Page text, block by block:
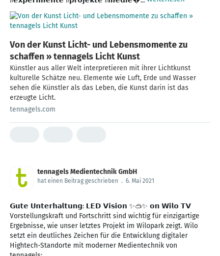
Von der Kunst Licht- und Lebensmomente zu
schaffen » tennagels Licht Kunst
Künstler aus aller Welt interpretieren mit ihrer Lichtkunst
kulturelle Schätze neu. Elemente wie Luft, Erde und Wasser
sehen die Künstler als das Leben, die Kunst darin ist das
erzeugte Licht.
tennagels.com
tennagels Medientechnik GmbH
hat einen Beitrag geschrieben . 6. Mai 2021
𝗚𝘂𝘁𝗲 𝗨𝗻𝘁𝗲𝗿𝗵𝗮𝗹𝘁𝘂𝗻𝗴: 𝗟𝗘𝗗 𝗩𝗶𝘀𝗶𝗼𝗻 ✨🥽✨ 𝗼𝗻 𝗪𝗶𝗹𝗼 𝗧𝗩
Vorstellungskraft und Fortschritt sind wichtig für einzigartige
Ergebnisse, wie unser letztes Projekt im Wilopark zeigt. Wilo
setzt ein deutliches Zeichen für die Entwicklung digitaler
Hightech-Standorte mit moderner Medientechnik von